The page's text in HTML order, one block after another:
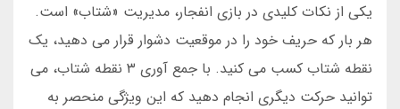
یکی از نکات کلیدی در بازی انفجار، مدیریت «شتاب» است.
هر بار که حریف خود را در موقعیت دشوار قرار می دهید، یک
نقطه شتاب کسب می کنید. با جمع آوری ۳ نقطه شتاب، می
توانید حرکت دیگری انجام دهید که این ویژگی منحصر به